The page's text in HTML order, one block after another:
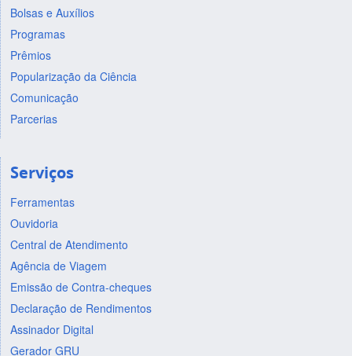
Bolsas e Auxílios
Programas
Prêmios
Popularização da Ciência
Comunicação
Parcerias
Serviços
Ferramentas
Ouvidoria
Central de Atendimento
Agência de Viagem
Emissão de Contra-cheques
Declaração de Rendimentos
Assinador Digital
Gerador GRU